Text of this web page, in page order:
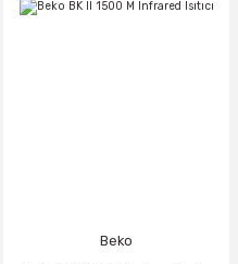
Beko